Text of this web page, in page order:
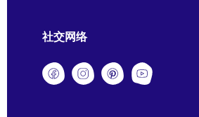
社交网络